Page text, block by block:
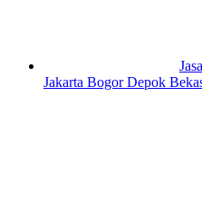
Jakarta Bogor Depok